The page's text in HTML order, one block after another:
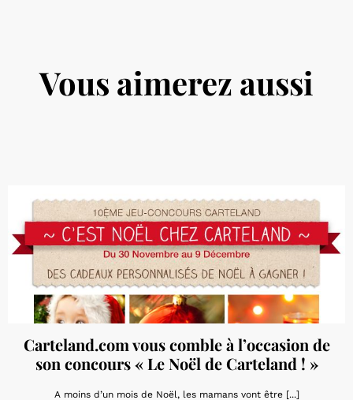
Vous aimerez aussi
Carteland.com vous comble à l’occasion de
son concours « Le Noël de Carteland ! »
A moins d’un mois de Noël, les mamans vont être [...]